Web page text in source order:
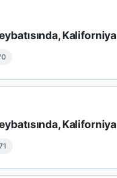
Kaliforniya
Kaliforniya